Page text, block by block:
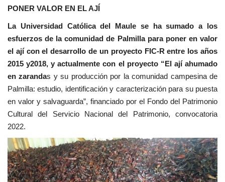
PONER VALOR EN EL AJÍ
La Universidad Católica del Maule se ha sumado a los
esfuerzos de la comunidad de Palmilla para poner en valor
el ají con el desarrollo de un proyecto FIC-R entre los años
2015 y2018, y actualmente con el proyecto “El ají ahumado
en zarandas y su producción por la comunidad campesina de
Palmilla: estudio, identificación y caracterización para su puesta
en valor y salvaguarda”, financiado por el Fondo del Patrimonio
Cultural del Servicio Nacional del Patrimonio, convocatoria
2022.